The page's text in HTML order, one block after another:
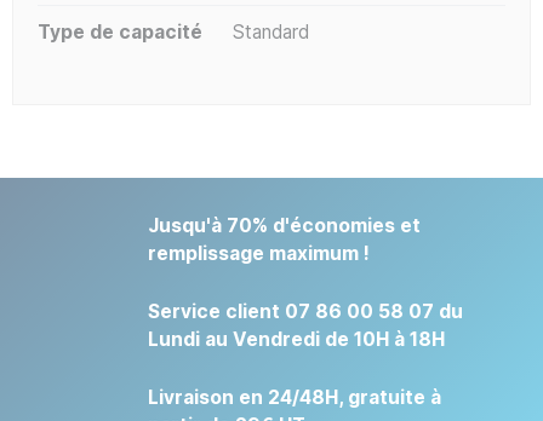
Type de capacité Standard
Jusqu'à 70% d'économies et
remplissage maximum !
Service client 07 86 00 58 07 du
Lundi au Vendredi de 10H à 18H
Livraison en 24/48H, gratuite à